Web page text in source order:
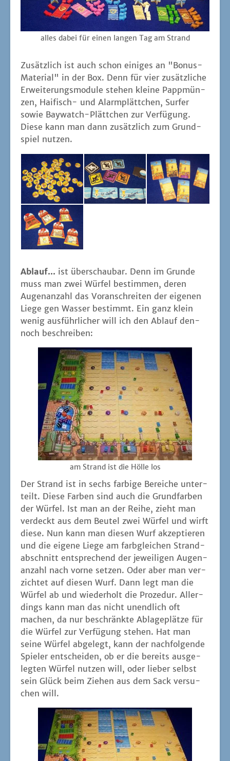
alles dabei für einen lan­gen Tag am Strand
Zusätz­lich ist auch schon eini­ges an "Bonus-
Mate­ri­al" in der Box. Denn für vier zusätz­li­che
Erwei­te­rungs­mo­du­le ste­hen klei­ne Papp­mün­
zen, Hai­fisch- und Alarm­plätt­chen, Sur­fer
sowie Bay­watch-Plätt­chen zur Ver­fü­gung.
Die­se kann man dann zusätz­lich zum Grund­
spiel nutzen.
Ablauf... ist über­schau­bar. Denn im Grun­de
muss man zwei Wür­fel bestim­men, deren
Augen­an­zahl das Vor­an­schrei­ten der eige­nen
Lie­ge gen Was­ser bestimmt. Ein ganz klein
wenig aus­führ­li­cher will ich den Ablauf den­
noch beschreiben:
am Strand ist die Höl­le los
Der Strand ist in sechs far­bi­ge Berei­che unter­
teilt. Die­se Far­ben sind auch die Grund­far­ben
der Wür­fel. Ist man an der Rei­he, zieht man
ver­deckt aus dem Beu­tel zwei Wür­fel und wirft
die­se. Nun kann man die­sen Wurf akzep­tie­ren
und die eige­ne Lie­ge am farb­glei­chen Strand­
ab­schnitt ent­spre­chend der jewei­li­gen Augen­
an­zahl nach vor­ne set­zen. Oder aber man ver­
zich­tet auf die­sen Wurf. Dann legt man die
Wür­fel ab und wie­der­holt die Pro­ze­dur. Aller­
dings kann man das nicht unend­lich oft
machen, da nur beschränk­te Abla­ge­plät­ze für
die Wür­fel zur Ver­fü­gung ste­hen. Hat man
sei­ne Wür­fel abge­legt, kann der nach­fol­gen­de
Spie­ler ent­schei­den, ob er die bereits aus­ge­
leg­ten Wür­fel nut­zen will, oder lie­ber selbst
sein Glück beim Zie­hen aus dem Sack ver­su­
chen will.